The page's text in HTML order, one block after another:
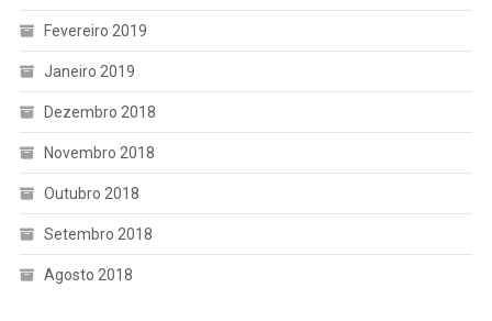
Fevereiro 2019
Janeiro 2019
Dezembro 2018
Novembro 2018
Outubro 2018
Setembro 2018
Agosto 2018